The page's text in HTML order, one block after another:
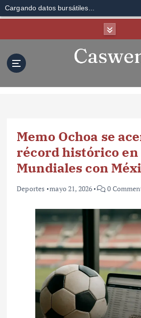
Cargando datos bursátiles...
Memo Ochoa se
récord histórico en
Mundiales con
Deportes mayo 21, 2026 0